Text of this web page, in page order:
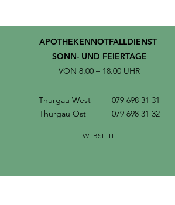
APOTHEKENNOTFALLDIENST
SONN- UND FEIERTAGE
VON 8.00 – 18.00 UHR
Thurgau West 079 698 31 31
Thurgau Ost 079 698 31 32
WEBSEITE